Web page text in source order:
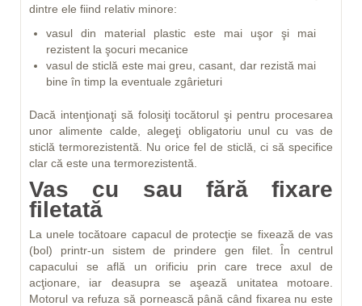
dintre ele fiind relativ minore:
vasul din material plastic este mai uşor şi mai
rezistent la şocuri mecanice
vasul de sticlă este mai greu, casant, dar rezistă mai
bine în timp la eventuale zgârieturi
Dacă intenţionaţi să folosiţi tocătorul şi pentru procesarea
unor alimente calde, alegeţi obligatoriu unul cu vas de
sticlă termorezistentă. Nu orice fel de sticlă, ci să specifice
clar că este una termorezistentă.
Vas cu sau fără fixare
filetată
La unele tocătoare capacul de protecţie se fixează de vas
(bol) printr-un sistem de prindere gen filet. În centrul
capacului se află un orificiu prin care trece axul de
acţionare, iar deasupra se aşează unitatea motoare.
Motorul va refuza să pornească până când fixarea nu este